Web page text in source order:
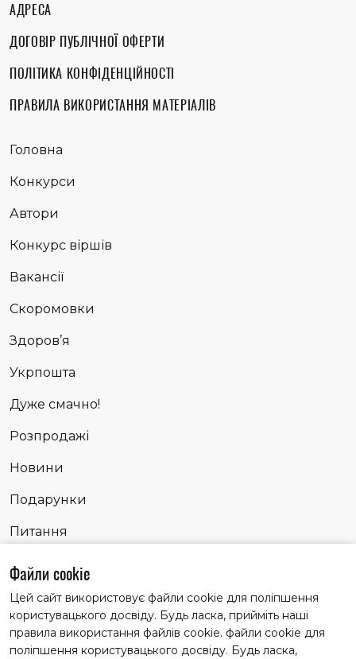
АДРЕСА
ДОГОВІР ПУБЛІЧНОЇ ОФЕРТИ
ПОЛІТИКА КОНФІДЕНЦІЙНОСТІ
ПРАВИЛА ВИКОРИСТАННЯ МАТЕРІАЛІВ
Головна
Конкурси
Автори
Конкурс віршів
Вакансії
Скоромовки
Здоров’я
Укрпошта
Дуже смачно!
Розпродажі
Новини
Подарунки
Питання
Сповідь
Матеріали із заголовком "Партнерські історії" публікуємо
на правах реклами
© 2022 Всі права захищені.
Файли cookie
Цей сайт використовує файли cookie для поліпшення
користувацького досвіду. Будь ласка, прийміть наші
правила використання файлів cookie. файли cookie для
поліпшення користувацького досвіду. Будь ласка,